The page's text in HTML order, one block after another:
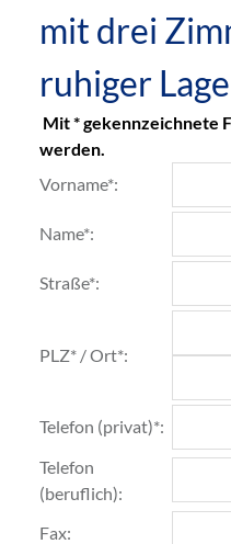
mit drei
ruhiger Lage
Mit * gekennzeichnete
werden.
Vorname*:
Name*:
Straße*:
PLZ* / Ort*:
Telefon (privat)*:
Telefon
(beruflich):
Fax: